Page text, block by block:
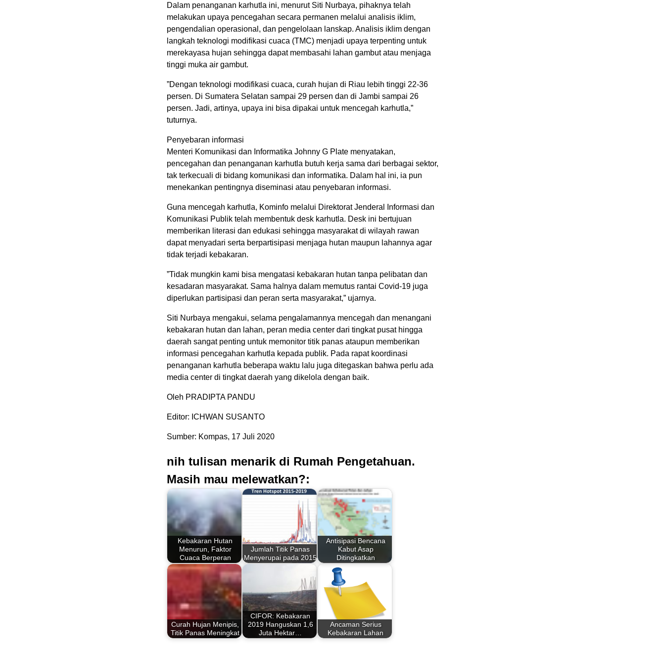
Dalam penanganan karhutla ini, menurut Siti Nurbaya, pihaknya telah
melakukan upaya pencegahan secara permanen melalui analisis iklim,
pengendalian operasional, dan pengelolaan lanskap. Analisis iklim dengan
langkah teknologi modifikasi cuaca (TMC) menjadi upaya terpenting untuk
merekayasa hujan sehingga dapat membasahi lahan gambut atau menjaga
tinggi muka air gambut.
”Dengan teknologi modifikasi cuaca, curah hujan di Riau lebih tinggi 22-36
persen. Di Sumatera Selatan sampai 29 persen dan di Jambi sampai 26
persen. Jadi, artinya, upaya ini bisa dipakai untuk mencegah karhutla,”
tuturnya.
Penyebaran informasi
Menteri Komunikasi dan Informatika Johnny G Plate menyatakan,
pencegahan dan penanganan karhutla butuh kerja sama dari berbagai sektor,
tak terkecuali di bidang komunikasi dan informatika. Dalam hal ini, ia pun
menekankan pentingnya diseminasi atau penyebaran informasi.
Guna mencegah karhutla, Kominfo melalui Direktorat Jenderal Informasi dan
Komunikasi Publik telah membentuk desk karhutla. Desk ini bertujuan
memberikan literasi dan edukasi sehingga masyarakat di wilayah rawan
dapat menyadari serta berpartisipasi menjaga hutan maupun lahannya agar
tidak terjadi kebakaran.
”Tidak mungkin kami bisa mengatasi kebakaran hutan tanpa pelibatan dan
kesadaran masyarakat. Sama halnya dalam memutus rantai Covid-19 juga
diperlukan partisipasi dan peran serta masyarakat,” ujarnya.
Siti Nurbaya mengakui, selama pengalamannya mencegah dan menangani
kebakaran hutan dan lahan, peran media center dari tingkat pusat hingga
daerah sangat penting untuk memonitor titik panas ataupun memberikan
informasi pencegahan karhutla kepada publik. Pada rapat koordinasi
penanganan karhutla beberapa waktu lalu juga ditegaskan bahwa perlu ada
media center di tingkat daerah yang dikelola dengan baik.
Oleh PRADIPTA PANDU
Editor: ICHWAN SUSANTO
Sumber: Kompas, 17 Juli 2020
nih tulisan menarik di Rumah Pengetahuan.
Masih mau melewatkan?:
Kebakaran Hutan
Menurun, Faktor
Cuaca Berperan
Jumlah Titik Panas
Menyerupai pada 2015
Antisipasi Bencana
Kabut Asap
Ditingkatkan
Curah Hujan Menipis,
Titik Panas Meningkat
CIFOR: Kebakaran
2019 Hanguskan 1,6
Juta Hektar…
Ancaman Serius
Kebakaran Lahan